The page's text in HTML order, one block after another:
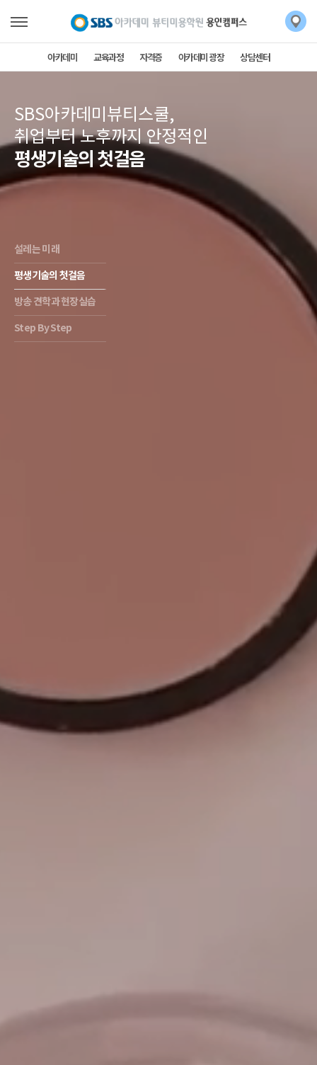
아카데미 교육과정 자격증 아카데미 광장 상담센터
SBS아카데미뷰티스쿨,
취업부터 노후까지 안정적인
평생기술의 첫걸음
설레는 미래
평생기술의 첫걸음
방송 견학과 현장실습
Step By Step